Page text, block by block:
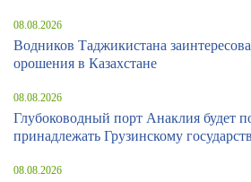
08.08.2026
Водников Таджикистана
орошения в Казахстане
08.08.2026
Глубоководный порт Анаклия будет
принадлежать Грузинскому
08.08.2026